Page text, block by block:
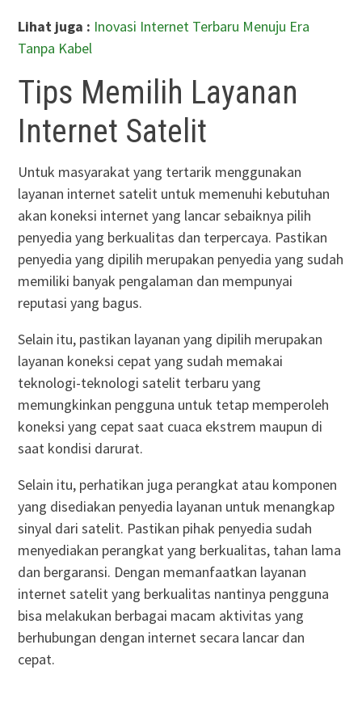
Lihat juga : Inovasi Internet Terbaru Menuju Era
Tanpa Kabel
Tips Memilih Layanan
Internet Satelit
Untuk masyarakat yang tertarik menggunakan
layanan internet satelit untuk memenuhi kebutuhan
akan koneksi internet yang lancar sebaiknya pilih
penyedia yang berkualitas dan terpercaya. Pastikan
penyedia yang dipilih merupakan penyedia yang sudah
memiliki banyak pengalaman dan mempunyai
reputasi yang bagus.
Selain itu, pastikan layanan yang dipilih merupakan
layanan koneksi cepat yang sudah memakai
teknologi-teknologi satelit terbaru yang
memungkinkan pengguna untuk tetap memperoleh
koneksi yang cepat saat cuaca ekstrem maupun di
saat kondisi darurat.
Selain itu, perhatikan juga perangkat atau komponen
yang disediakan penyedia layanan untuk menangkap
sinyal dari satelit. Pastikan pihak penyedia sudah
menyediakan perangkat yang berkualitas, tahan lama
dan bergaransi. Dengan memanfaatkan layanan
internet satelit yang berkualitas nantinya pengguna
bisa melakukan berbagai macam aktivitas yang
berhubungan dengan internet secara lancar dan
cepat.